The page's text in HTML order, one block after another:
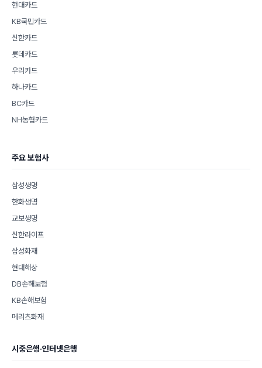
현대카드
KB국민카드
신한카드
롯데카드
우리카드
하나카드
BC카드
NH농협카드
주요 보험사
삼성생명
한화생명
교보생명
신한라이프
삼성화재
현대해상
DB손해보험
KB손해보험
메리츠화재
시중은행·인터넷은행